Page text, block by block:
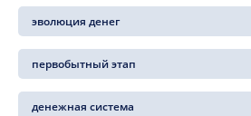
эволюция денег
первобытный этап
денежная система